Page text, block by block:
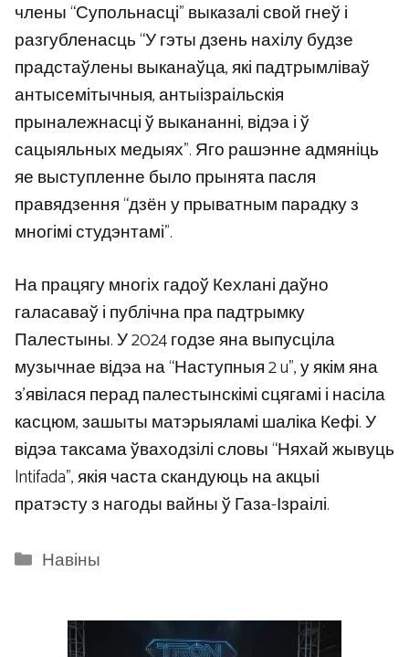
члены “Супольнасці” выказалі свой гнеў і
разгубленасць “У гэты дзень нахілу будзе
прадстаўлены выканаўца, які падтрымліваў
антысемітычныя, антыізраільскія
прыналежнасці ў выкананні, відэа і ў
сацыяльных медыях”. Яго рашэнне адмяніць
яе выступленне было прынята пасля
правядзення “дзён у прыватным парадку з
многімі студэнтамі”.
На працягу многіх гадоў Кехлані даўно
галасаваў і публічна пра падтрымку
Палестыны. У 2024 годзе яна выпусціла
музычнае відэа на “Наступныя 2 u”, у якім яна
з’явілася перад палестынскімі сцягамі і насіла
касцюм, зашыты матэрыяламі шаліка Кефі. У
відэа таксама ўваходзілі словы “Няхай жывуць
Intifada”, якія часта скандуюць на акцыі
пратэсту з нагоды вайны ў Газа-Ізраілі.
Categories
Навіны